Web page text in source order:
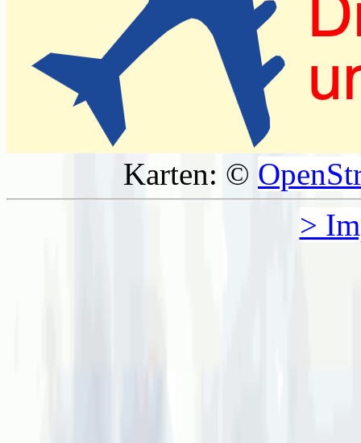
Karten: ©
>